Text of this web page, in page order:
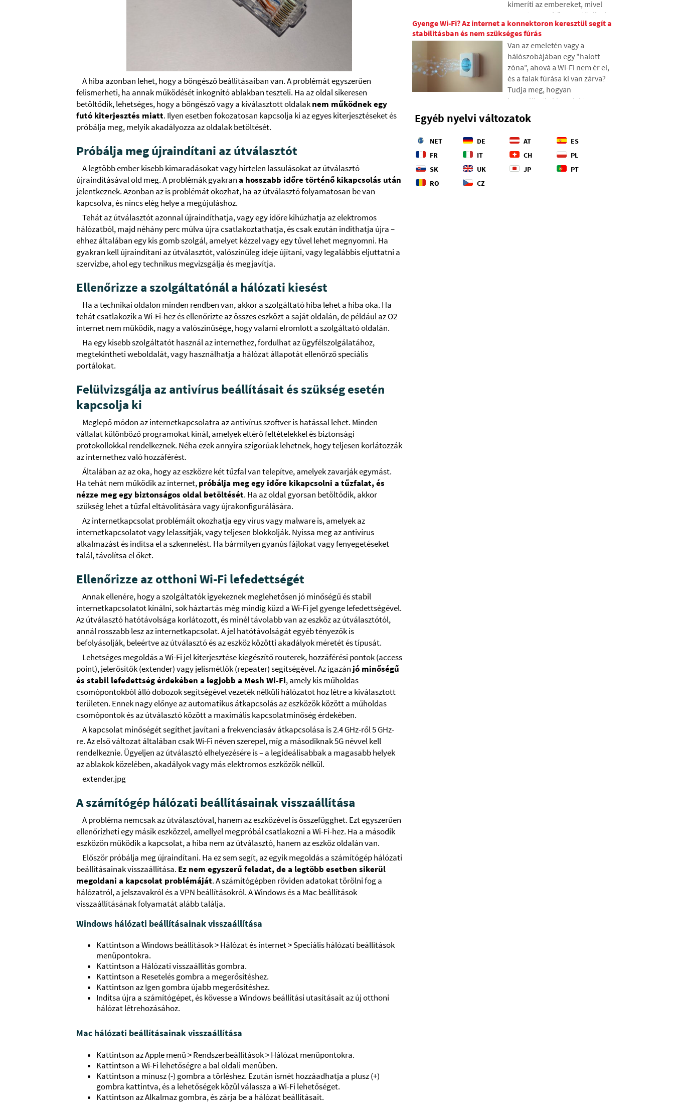
A hiba azonban lehet, hogy a böngésző beállításaiban van. A problémát egyszerűen
felismerheti, ha annak működését inkognitó ablakban teszteli. Ha az oldal sikeresen
betöltődik, lehetséges, hogy a böngésző vagy a kiválasztott oldalaknem működnek egy
futó kiterjesztés miatt. Ilyen esetben fokozatosan kapcsolja ki az egyes kiterjesztéseket és
próbálja meg, melyik akadályozza az oldalak betöltését.
Próbálja meg újraindítani az útválasztót
A legtöbb ember kisebb kimaradásokat vagy hirtelen lassulásokat az útválasztó
újraindításával old meg. A problémák gyakrana hosszabb időre történő kikapcsolás után
jelentkeznek. Azonban az is problémát okozhat, ha az útválasztó folyamatosan be van
kapcsolva, és nincs elég helye a megújuláshoz.
Tehát az útválasztót azonnal újraindíthatja, vagy egy időre kihúzhatja az elektromos
hálózatból, majd néhány perc múlva újra csatlakoztathatja, és csak ezután indíthatja újra –
ehhez általában egy kis gomb szolgál, amelyet kézzel vagy egy tűvel lehet megnyomni. Ha
gyakran kell újraindítani az útválasztót, valószínűleg ideje újítani, vagy legalábbis eljuttatni a
szervizbe, ahol egy technikus megvizsgálja és megjavítja.
Ellenőrizze a szolgáltatónál a hálózati kiesést
Ha a technikai oldalon minden rendben van, akkor a szolgáltató hiba lehet a hiba oka. Ha
tehát csatlakozik a Wi-Fi-hez és ellenőrizte az összes eszközt a saját oldalán, de például az O2
internet nem működik, nagy a valószínűsége, hogy valami elromlott a szolgáltató oldalán.
Ha egy kisebb szolgáltatót használ az internethez, fordulhat az ügyfélszolgálatához,
megtekintheti weboldalát, vagy használhatja a hálózat állapotát ellenőrző speciális
portálokat.
Felülvizsgálja az antivírus beállításait és szükség esetén
kapcsolja ki
Meglepő módon az internetkapcsolatra az antivírus szoftver is hatással lehet. Minden
vállalat különböző programokat kínál, amelyek eltérő feltételekkel és biztonsági
protokollokkal rendelkeznek. Néha ezek annyira szigorúak lehetnek, hogy teljesen korlátozzák
az internethez való hozzáférést.
Általában az az oka, hogy az eszközre két tűzfal van telepítve, amelyek zavarják egymást.
Ha tehát nem működik az internet,próbálja meg egy időre kikapcsolni a tűzfalat, és
nézze meg egy biztonságos oldal betöltését. Ha az oldal gyorsan betöltődik, akkor
szükség lehet a tűzfal eltávolítására vagy újrakonfigurálására.
Az internetkapcsolat problémáit okozhatja egy vírus vagy malware is, amelyek az
internetkapcsolatot vagy lelassítják, vagy teljesen blokkolják. Nyissa meg az antivírus
alkalmazást és indítsa el a szkennelést. Ha bármilyen gyanús fájlokat vagy fenyegetéseket
talál, távolítsa el őket.
Ellenőrizze az otthoni Wi-Fi lefedettségét
Annak ellenére, hogy a szolgáltatók igyekeznek meglehetősen jó minőségű és stabil
internetkapcsolatot kínálni, sok háztartás még mindig küzd a Wi-Fi jel gyenge lefedettségével.
Az útválasztó hatótávolsága korlátozott, és minél távolabb van az eszköz az útválasztótól,
annál rosszabb lesz az internetkapcsolat. A jel hatótávolságát egyéb tényezők is
befolyásolják, beleértve az útválasztó és az eszköz közötti akadályok méretét és típusát.
Lehetséges megoldás a Wi-Fi jel kiterjesztése kiegészítő routerek, hozzáférési pontok (access
point), jelerősítők (extender) vagy jelismétlők (repeater) segítségével. Az igazán jó minőségű
és stabil lefedettség érdekében a legjobb a Mesh Wi-Fi, amely kis műholdas
csomópontokból álló dobozok segítségével vezeték nélküli hálózatot hoz létre a kiválasztott
területen. Ennek nagy előnye az automatikus átkapcsolás az eszközök között a műholdas
csomópontok és az útválasztó között a maximális kapcsolatminőség érdekében.
A kapcsolat minőségét segíthet javítani a frekvenciasáv átkapcsolása is 2.4 GHz-ről 5 GHz-
re. Az első változat általában csak Wi-Fi néven szerepel, míg a másodiknak 5G névvel kell
rendelkeznie. Ügyeljen az útválasztó elhelyezésére is – a legideálisabbak a magasabb helyek
az ablakok közelében, akadályok vagy más elektromos eszközök nélkül.
extender.jpg
A számítógép hálózati beállításainak visszaállítása
A probléma nemcsak az útválasztóval, hanem az eszközével is összefügghet. Ezt egyszerűen
ellenőrizheti egy másik eszközzel, amellyel megpróbál csatlakozni a Wi-Fi-hez. Ha a második
eszközön működik a kapcsolat, a hiba nem az útválasztó, hanem az eszköz oldalán van.
Először próbálja meg újraindítani. Ha ez sem segít, az egyik megoldás a számítógép hálózati
beállításainak visszaállítása. Ez nem egyszerű feladat, de a legtöbb esetben sikerül
megoldani a kapcsolat problémáját. A számítógépben röviden adatokat törölni fog a
hálózatról, a jelszavakról és a VPN beállításokról. A Windows és a Mac beállítások
visszaállításának folyamatát alább találja.
Windows hálózati beállításainak visszaállítása
Kattintson a Windows beállítások > Hálózat és internet > Speciális hálózati beállítások
menüpontokra.
Kattintson a Hálózati visszaállítás gombra.
Kattintson a Resetelés gombra a megerősítéshez.
Kattintson az Igen gombra újabb megerősítéshez.
Indítsa újra a számítógépet, és kövesse a Windows beállítási utasításait az új otthoni
hálózat létrehozásához.
Mac hálózati beállításainak visszaállítása
Kattintson az Apple menü > Rendszerbeállítások > Hálózat menüpontokra.
Kattintson a Wi-Fi lehetőségre a bal oldali menüben.
Kattintson a mínusz (-) gombra a törléshez. Ezután ismét hozzáadhatja a plusz (+)
gombra kattintva, és a lehetőségek közül válassza a Wi-Fi lehetőséget.
Kattintson az Alkalmaz gombra, és zárja be a hálózat beállításait.
geopolitikai harctérré.
kimeríti az embereket, mivel
rengeteg apró összeg tűnik el a
pénztárcából, amelyek
fokozatosan váratlanul magas
összegekké gyűlnek össze. A
szövegben a 2026-os friss
adatokra támaszkodunk,
megmutatjuk a szakadékot a
becsléseink és a valóság
kínálunk annak érdekében,
hogy nagyobb kontroll alatt
tarthassuk a kiadásainkat.
Gyenge Wi-Fi? Az internet a konnektoron keresztül segít a
stabilitásban és nem szükséges fúrás
Van az emeletén vagy a
hálószobájában egy "halott
zóna", ahová a Wi-Fi nem ér el,
és a falak fúrása ki van zárva?
Tudja meg, hogyan
használhatja ki az elektromos
falakban vannak, hogy az
hálózaton keresztül közvetítse.
A cikkben bemutatjuk, hogyan
működik egy modern
Egyéb nyelvi változatok
NET DE AT
ES
FR
IT CH
PL
SK
UK JP
PT
RO
CZ